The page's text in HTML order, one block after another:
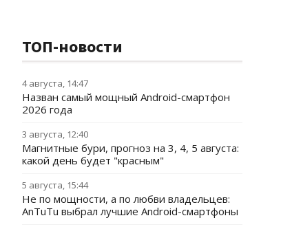
ТОП-новости
4 августа, 14:47
Назван самый мощный Android-смартфон
2026 года
3 августа, 12:40
Магнитные бури, прогноз на 3, 4, 5 августа:
какой день будет "красным"
5 августа, 15:44
Не по мощности, а по любви владельцев:
AnTuTu выбрал лучшие Android-смартфоны